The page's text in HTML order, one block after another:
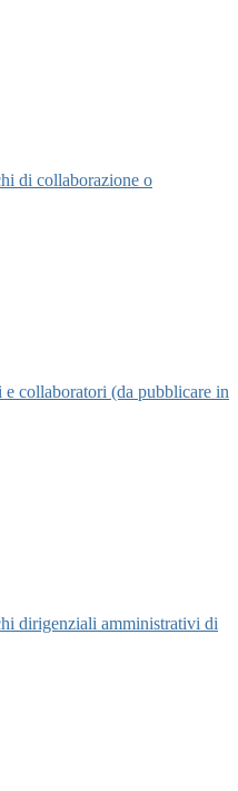
di collaborazione o
e collaboratori (da pubblicare in
dirigenziali amministrativi di